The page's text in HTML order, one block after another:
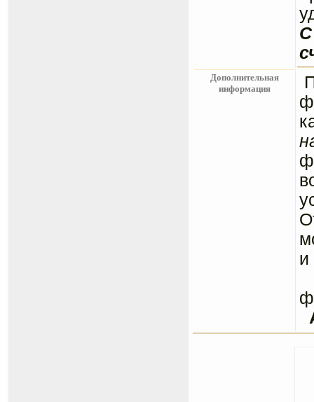
Дополнительная
информация
и